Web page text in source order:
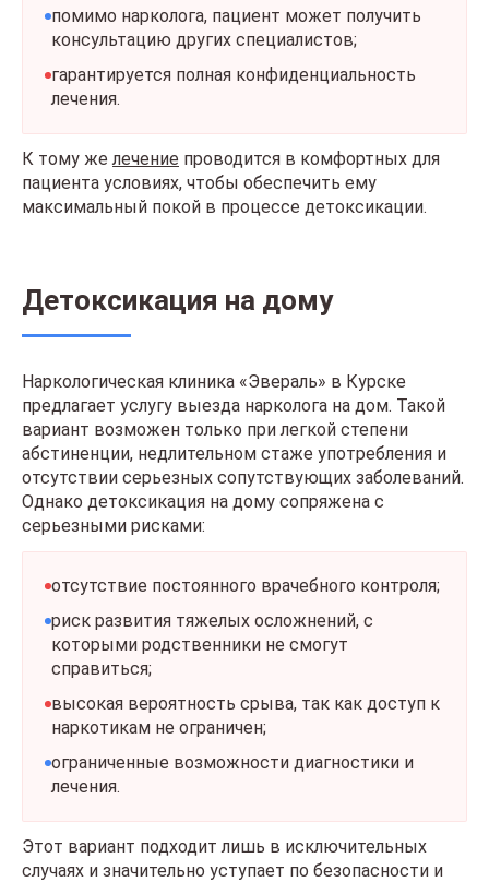
помимо нарколога, пациент может получить
консультацию других специалистов;
гарантируется полная конфиденциальность
лечения.
К тому желечение проводится в комфортных для
пациента условиях, чтобы обеспечить ему
максимальный покой в процессе детоксикации.
Детоксикация на дому
Наркологическая клиника «Эвераль» в Курске
предлагает услугу выезда нарколога на дом. Такой
вариант возможен только при легкой степени
абстиненции, недлительном стаже употребления и
отсутствии серьезных сопутствующих заболеваний.
Однако детоксикация на дому сопряжена с
серьезными рисками:
отсутствие постоянного врачебного контроля;
риск развития тяжелых осложнений, с
которыми родственники не смогут
справиться;
высокая вероятность срыва, так как доступ к
наркотикам не ограничен;
ограниченные возможности диагностики и
лечения.
Этот вариант подходит лишь в исключительных
случаях и значительно уступает по безопасности и